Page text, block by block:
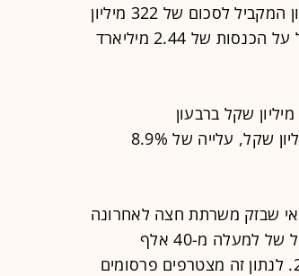
ירידה של 3.8%. בעוד הרווח הנקי ירד ב-18% מהרבעון המקביל לסכום של 322 מיליון
שקל. בשוק ציפו מבזק להציג רווח של 324 מיליון שקל על הכנסות של 2.44 מיליארד
הרווח התפעולי עומד על 544 מיליון שקל לעומת 599 מיליון שקל ברבעון
המקביל. התזרים מפעילות שוטפת הסתכם בכ-982 מיליון שקל, עלייה של 8.9%
שבזק משרתת חצה לאחרונה
את רף חצי המיליון, לאחר שבמהלך הרבעון נרשם גידול של למעלה מ-40 אלף
לקוחות, הנתון הרבעוני הגבוה ביותר מאז תחילת 2016. לנתון זה מצטרפים פרסומים